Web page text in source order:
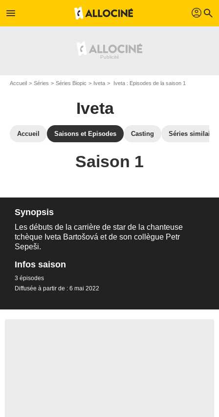
menu profil search
Accueil Séries Séries Biopic Iveta Iveta : Episodes de la saison 1
Iveta
Accueil Saisons et Episodes Casting Séries similaires
Saison 1
Synopsis
Les débuts de la carrière de star de la chanteuse
tchèque Iveta Bartošová et de son collègue Petr
Sepeši.
Infos saison
3 épisodes
Diffusée à partir de : 6 mai 2022